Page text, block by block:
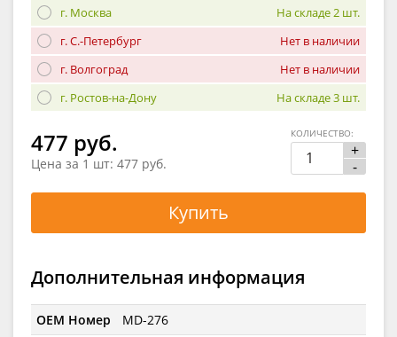
г. Москва
На складе 2 шт.
г. С.-Петербург
Нет в наличии
г. Волгоград
Нет в наличии
г. Ростов-на-Дону
На складе 3 шт.
477 руб.
Цена за 1 шт: 477 руб.
+
-
КОЛИЧЕСТВО:
Купить
Дополнительная информация
OEM Номер
MD-276